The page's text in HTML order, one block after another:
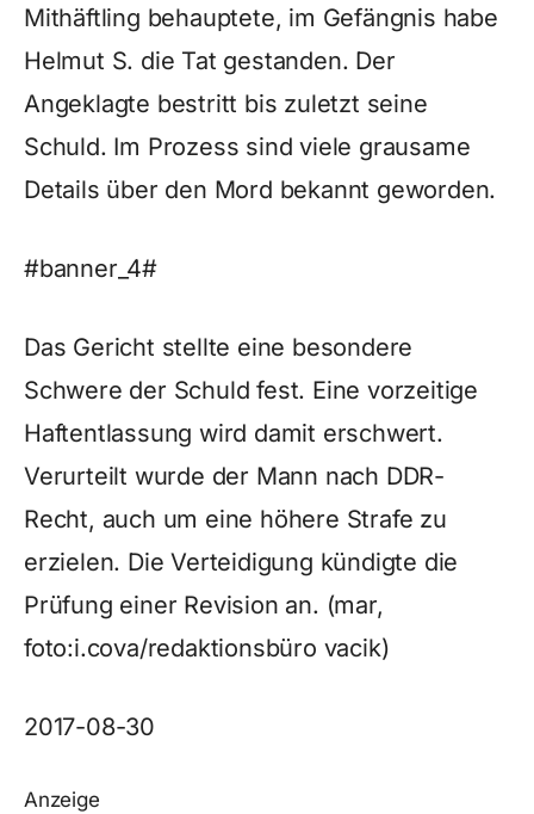
Mithäftling behauptete, im Gefängnis habe
Helmut S. die Tat gestanden. Der
Angeklagte bestritt bis zuletzt seine
Schuld. Im Prozess sind viele grausame
Details über den Mord bekannt geworden.
#banner_4#
Das Gericht stellte eine besondere
Schwere der Schuld fest. Eine vorzeitige
Haftentlassung wird damit erschwert.
Verurteilt wurde der Mann nach DDR-
Recht, auch um eine höhere Strafe zu
erzielen. Die Verteidigung kündigte die
Prüfung einer Revision an. (mar,
foto:i.cova/redaktionsbüro vacik)
2017-08-30
Anzeige